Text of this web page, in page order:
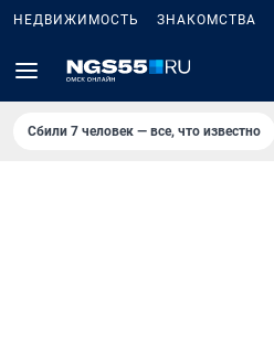
НЕДВИЖИМОСТЬ ЗНАКОМСТВА
Сбили 7 человек — все, что известно